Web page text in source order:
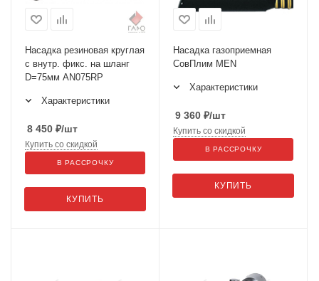
Насадка резиновая круглая
с внутр. фикс. на шланг
D=75мм AN075RP
Характеристики
8 450 ₽/шт
КУПИТЬ
Купить со скидкой
В РАССРОЧКУ
Насадка газоприемная
СовПлим MEN
Характеристики
9 360 ₽/шт
КУПИТЬ
Купить со скидкой
В РАССРОЧКУ